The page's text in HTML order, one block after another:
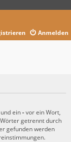
Anmelden
ein-vor ein Wort,
getrennt durch
gefunden werden